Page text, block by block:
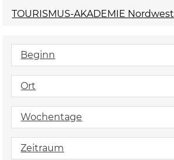
TOURISMUS-AKADEMIE Nordwest
Beginn
Ort
Wochentage
Zeitraum